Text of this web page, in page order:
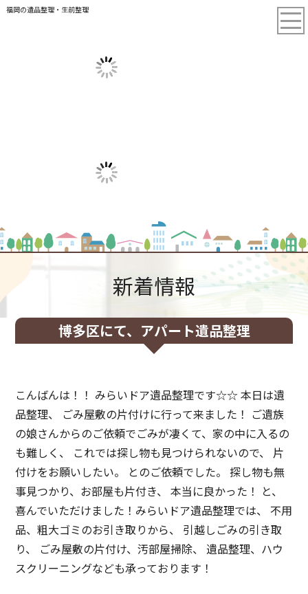
福岡の遺品整理・生前整理
新着情報
博多区にて、アパート遺品整理
こんばんは！！ みらいドア遺品整理です☆☆ 本日は遺
品整理、 ごみ屋敷の片付けに行って来ました！ ご遺族
の娘さんからのご依頼でごみが凄くて、家の中に入るの
も難しく、 これでは探し物も見つけられないので、 片
付けをお願いしたい。 とのご依頼でした。 探し物も無
事見つかり、お部屋も片付き、 本当に良かった！ と、
喜んでいただけました！みらいドア遺品整理では、 不用
品、粗大ゴミのお引き取りから、 引越しごみの引き取
り、 ごみ屋敷の片付け、汚部屋掃除、 遺品整理、ハウ
スクリーニングなども承っております！